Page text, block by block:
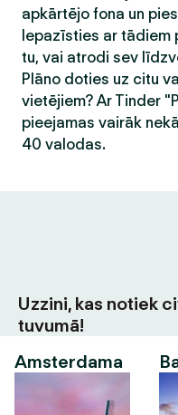
apkārtējo fona un
Iepazīsties ar
tu, vai atrodi sev
Plāno doties uz citu
vietējiem? Ar Tinder
pieejamas vairāk
40 valodas.
Uzzini, kas notiek
tuvumā!
Amsterdama